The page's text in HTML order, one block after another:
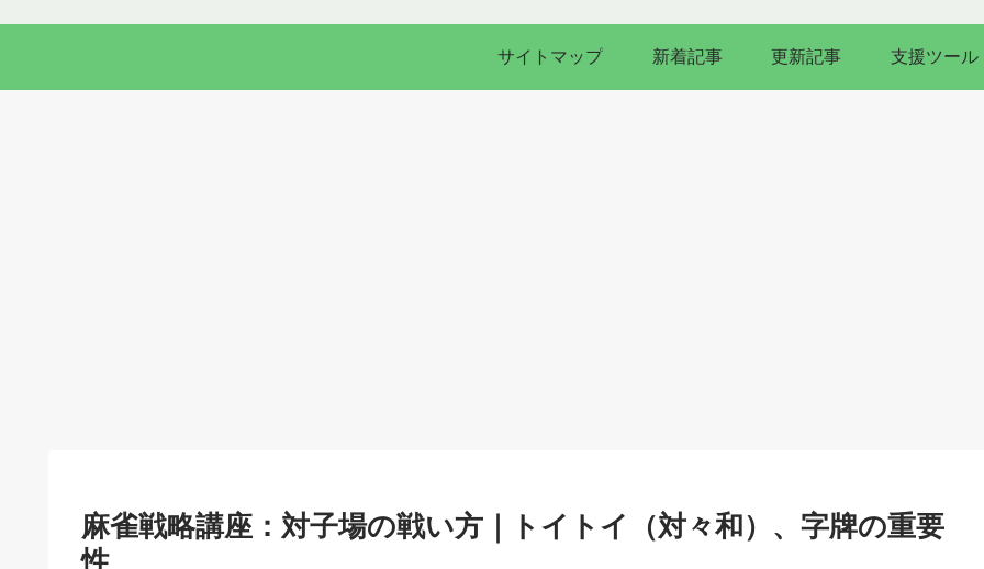
サイトマップ 新着記事 更新記事 支援ツール
麻雀戦略講座：対子場の戦い方｜トイトイ（対々和）、字牌の重要
性